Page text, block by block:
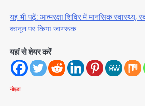
यह भी पढ़ें: आत्मरक्षा शिविर में मानसिक स्वास्थ्य,
कानून पर किया जागरूक
यहां से शेयर करें
नोएडा